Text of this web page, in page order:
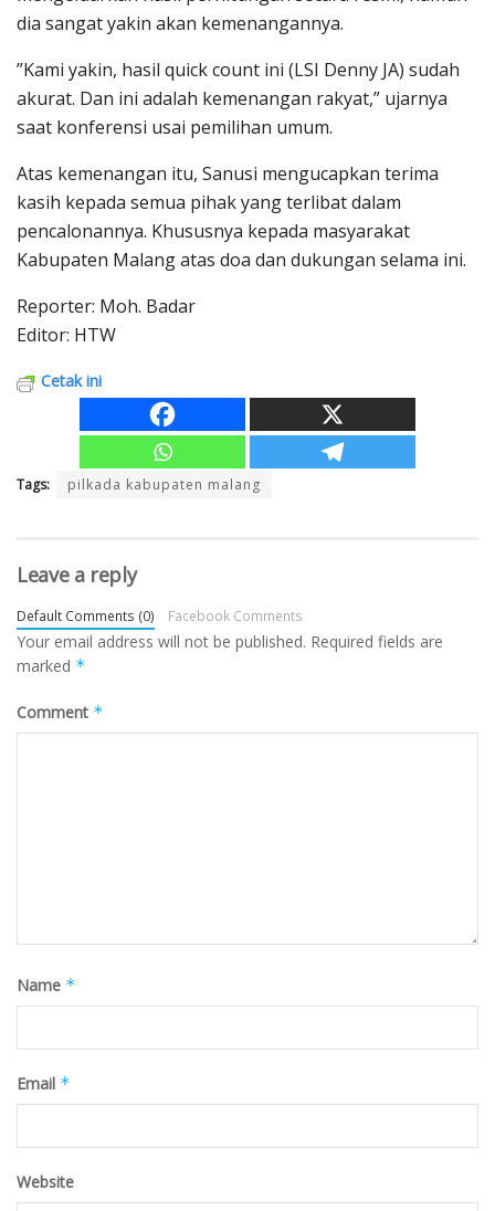
dia sangat yakin akan kemenangannya.
”Kami yakin, hasil quick count ini (LSI Denny JA) sudah
akurat. Dan ini adalah kemenangan rakyat,” ujarnya
saat konferensi usai pemilihan umum.
Atas kemenangan itu, Sanusi mengucapkan terima
kasih kepada semua pihak yang terlibat dalam
pencalonannya. Khususnya kepada masyarakat
Kabupaten Malang atas doa dan dukungan selama ini.
Reporter: Moh. Badar
Editor: HTW
Cetak ini
Tags: pilkada kabupaten malang
Leave a reply
Default Comments (0) Facebook Comments
Your email address will not be published. Required fields are
marked *
Comment *
Name *
Email *
Website